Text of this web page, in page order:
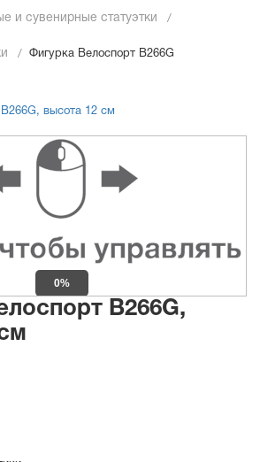
и сувенирные статуэтки
Фигурка Велоспорт B266G
0%
B266G,